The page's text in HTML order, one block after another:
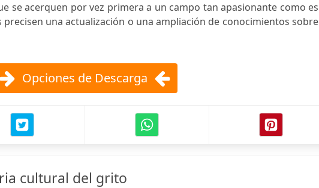
se acerquen por vez primera a un campo tan apasionante como es
una actualización o una ampliación de conocimientos sobre
Opciones de Descarga
cultural del grito